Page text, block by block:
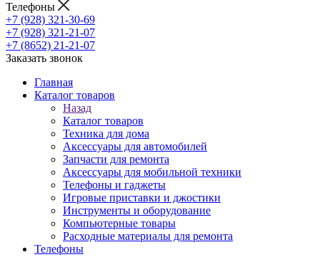
Телефоны
+7 (928) 321-30-69
+7 (928) 321-21-07
+7 (8652) 21-21-07
Заказать звонок
Главная
Каталог товаров
Назад
Каталог товаров
Техника для дома
Аксессуары для автомобилей
Запчасти для ремонта
Аксессуары для мобильной техники
Телефоны и гаджеты
Игровые приставки и джостики
Инструменты и оборудование
Компьютерные товары
Расходные материалы для ремонта
Телефоны